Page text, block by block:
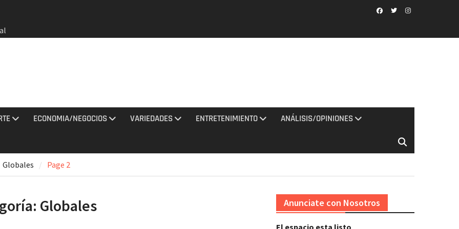
un
el
no
ECONOMIA/NEGOCIOS VARIEDADES ENTRETENIMIENTO ANÁLISIS/OPINIONES
Globales Page 2
Globales Anunciate con Nosotros
El espacio esta listo